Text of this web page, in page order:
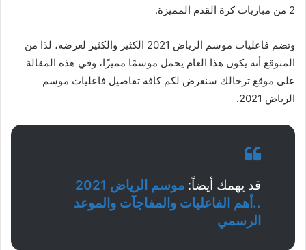
2 من مباريات كرة القدم المميزة.
وتضم فاعليات موسم الرياض 2021 الكثير والكثير لعرضه، لذا من
المتوقع أنه يكون هذا العام يحمل موسمًا مميزًا، وفي هذه المقالة
على موقع ترحالك سنعرض لكم كافة تفاصيل فاعليات موسم
الرياض 2021.
قد يهمك أيضاً:
موسم الرياض 2021
..أهم الفاعليات والمفاجآت والموعد
الرسمي